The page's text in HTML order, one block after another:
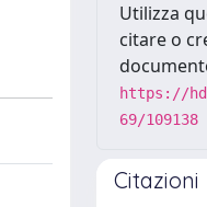
Utilizza
citare o
https://
69/109138
Citazioni